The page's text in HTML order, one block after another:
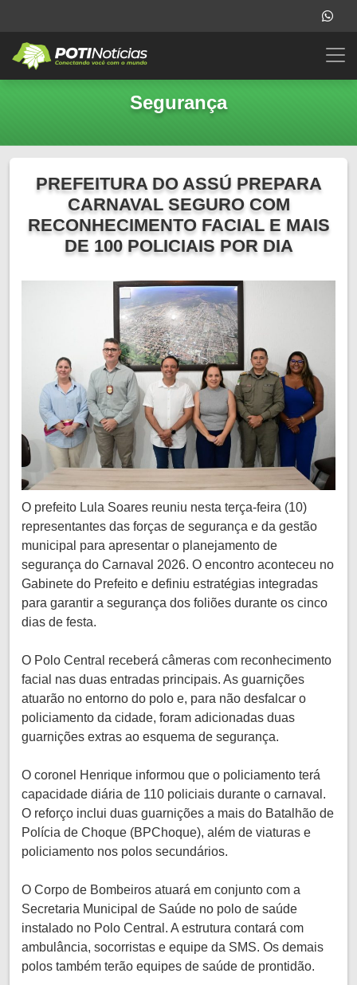
Segurança
PREFEITURA DO ASSÚ PREPARA
CARNAVAL SEGURO COM
RECONHECIMENTO FACIAL E MAIS
DE 100 POLICIAIS POR DIA
O prefeito Lula Soares reuniu nesta terça-feira (10)
representantes das forças de segurança e da gestão
municipal para apresentar o planejamento de
segurança do Carnaval 2026. O encontro aconteceu no
Gabinete do Prefeito e definiu estratégias integradas
para garantir a segurança dos foliões durante os cinco
dias de festa.
O Polo Central receberá câmeras com reconhecimento
facial nas duas entradas principais. As guarnições
atuarão no entorno do polo e, para não desfalcar o
policiamento da cidade, foram adicionadas duas
guarnições extras ao esquema de segurança.
O coronel Henrique informou que o policiamento terá
capacidade diária de 110 policiais durante o carnaval.
O reforço inclui duas guarnições a mais do Batalhão de
Polícia de Choque (BPChoque), além de viaturas e
policiamento nos polos secundários.
O Corpo de Bombeiros atuará em conjunto com a
Secretaria Municipal de Saúde no polo de saúde
instalado no Polo Central. A estrutura contará com
ambulância, socorristas e equipe da SMS. Os demais
polos também terão equipes de saúde de prontidão.